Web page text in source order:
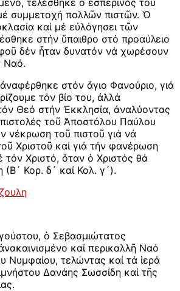
συμμετοχή πολλῶν πιστῶν. Ὁ
καί μέ εὐλόγησει τῶν
στήν ὕπαιθρο στό προαύλειο
δέν ἦταν δυνατόν νά χωρέσουν
Ναό.
στόν ἅγιο Φανούριο, γιά
τόν βίο του, ἀλλά
Θεό στήν Ἐκκλησία, ἀναλύοντας
τοῦ Ἀποστόλου Παύλου
νέκρωση τοῦ πιστοῦ γιά νά
Χριστοῦ καί γιά τήν φανέρωση
τόν Χριστό, ὅταν ὁ Χριστός θά
Κορ. δ´ καί Κολ. γ´).
ὁ Σεβασμιώτατος
καί περικαλλῆ Ναό
Νυμφαίου, τελώντας καί τά ἱερά
Δανάης Σωσσίδη καί τῆς